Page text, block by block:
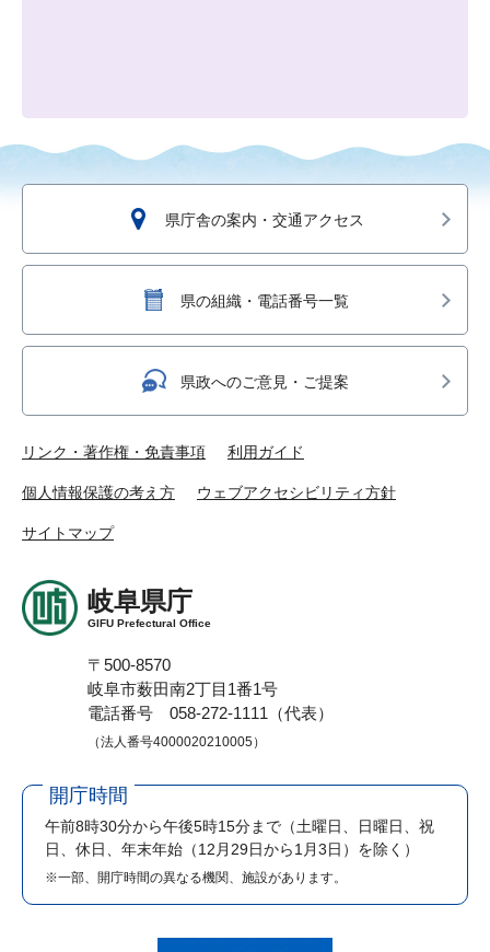
県庁舎の案内・交通アクセス
県の組織・電話番号一覧
県政へのご意見・ご提案
リンク・著作権・免責事項 利用ガイド
個人情報保護の考え方 ウェブアクセシビリティ方針
サイトマップ
岐阜県庁
GIFU Prefectural Office
〒500-8570
岐阜市薮田南2丁目1番1号
電話番号 058-272-1111（代表）
（法人番号4000020210005）
開庁時間
午前8時30分から午後5時15分まで （土曜日、日曜日、祝
日、休日、年末年始（12月29日から1月3日）を除く）
※一部、開庁時間の異なる機関、施設があります。